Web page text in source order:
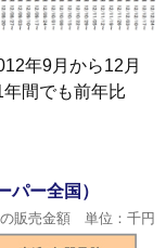
年9月から12月
間でも前年比
ー全国）
販売金額 単位：千円